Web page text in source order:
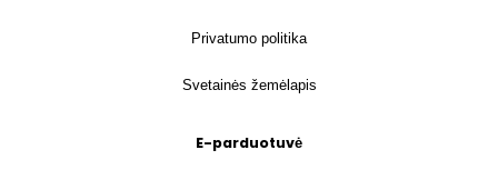
Privatumo politika
Svetainės žemėlapis
E-parduotuvė